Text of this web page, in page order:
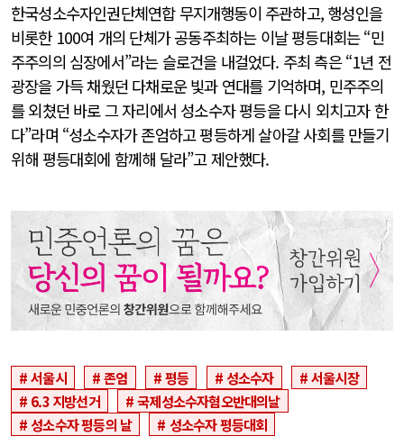
한국성소수자인권단체연합 무지개행동이 주관하고, 행성인을
비롯한 100여 개의 단체가 공동주최하는 이날 평등대회는 “민
주주의의 심장에서”라는 슬로건을 내걸었다. 주최 측은 “1년 전
광장을 가득 채웠던 다채로운 빛과 연대를 기억하며, 민주주의
를 외쳤던 바로 그 자리에서 성소수자 평등을 다시 외치고자 한
다”라며 “성소수자가 존엄하고 평등하게 살아갈 사회를 만들기
위해 평등대회에 함께해 달라”고 제안했다.
서울시 존엄 평등 성소수자
서울시장
6.3 지방선거
국제성소수자혐오반대의날
성소수자 평등의 날
성소수자 평등대회